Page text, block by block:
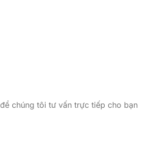
để chúng tôi tư vấn trực tiếp cho bạn